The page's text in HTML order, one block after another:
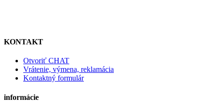
KONTAKT
Otvoriť CHAT
Vrátenie, výmena, reklamácia
Kontaktný formulár
informácie